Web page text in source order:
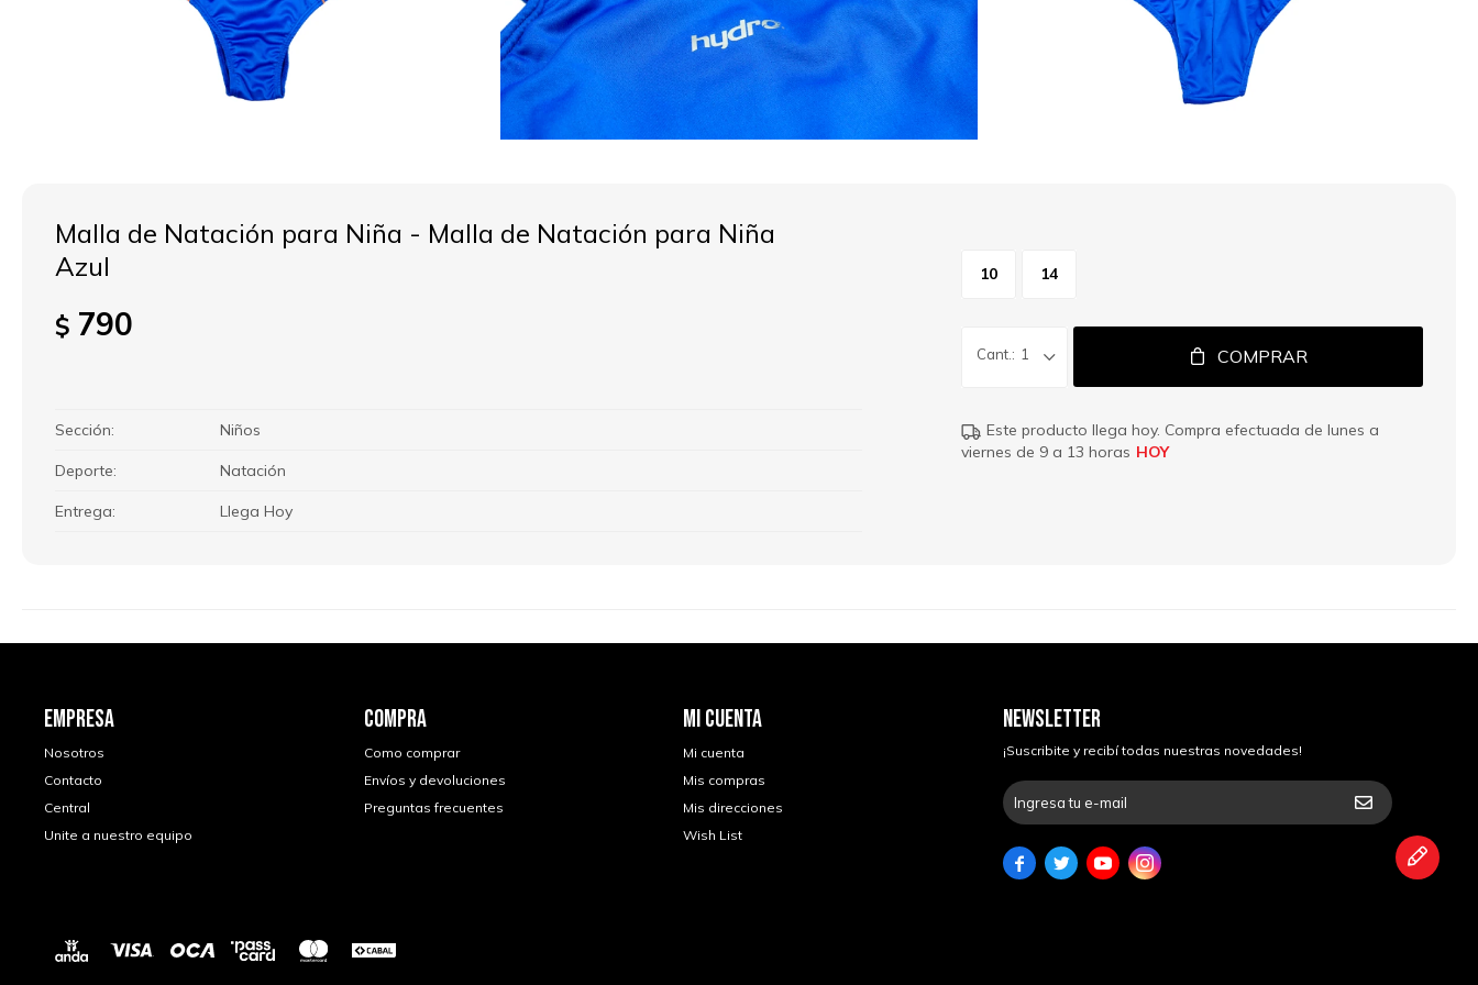
Malla de Natación para Niña - Malla de Natación para Niña
Azul
$ 790
Sección Niños
Deporte Natación
Entrega Llega Hoy
10 14
1 COMPRAR
Este producto llega hoy. Compra efectuada de lunes a
viernes de 9 a 13 horas
EMPRESA
Nosotros
Contacto
Central
Unite a nuestro equipo
COMPRA
Como comprar
Envíos y devoluciones
Preguntas frecuentes
MI CUENTA
Mi cuenta
Mis compras
Mis direcciones
Wish List
NEWSLETTER
¡Suscribite y recibí todas nuestras novedades!
   